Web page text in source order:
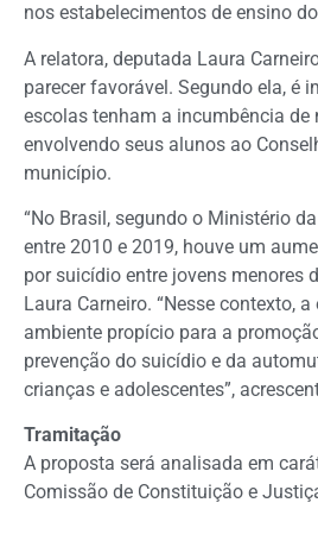
nos estabelecimentos de ensino
A relatora, deputada Laura
parecer favorável. Segundo ela, é
escolas tenham a incumbência de
envolvendo seus alunos ao
município.
“No Brasil, segundo o Ministério
entre 2010 e 2019, houve um
por suicídio entre jovens menores
Laura Carneiro. “Nesse contexto,
ambiente propício para a
prevenção do suicídio e da
crianças e adolescentes”,
Tramitação
A proposta será analisada em
Comissão de Constituição e